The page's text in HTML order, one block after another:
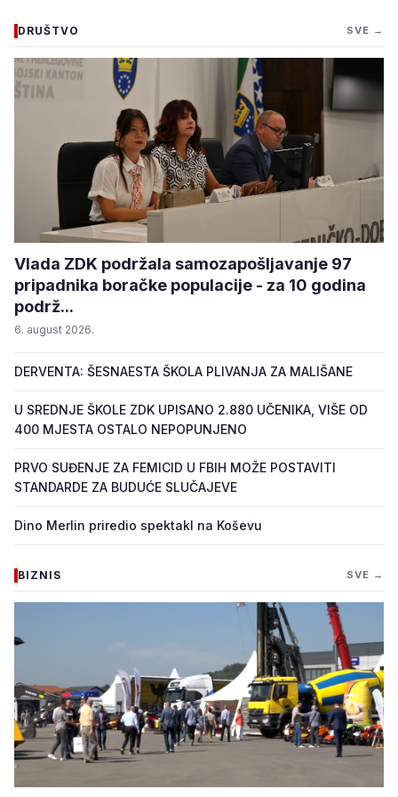
DRUŠTVO SVE →
Vlada ZDK podržala samozapošljavanje 97
pripadnika boračke populacije - za 10 godina
podrž...
6. august 2026.
DERVENTA: ŠESNAESTA ŠKOLA PLIVANJA ZA MALIŠANE
U SREDNJE ŠKOLE ZDK UPISANO 2.880 UČENIKA, VIŠE OD
400 MJESTA OSTALO NEPOPUNJENO
PRVO SUĐENJE ZA FEMICID U FBIH MOŽE POSTAVITI
STANDARDE ZA BUDUĆE SLUČAJEVE
Dino Merlin priredio spektakl na Koševu
BIZNIS SVE →